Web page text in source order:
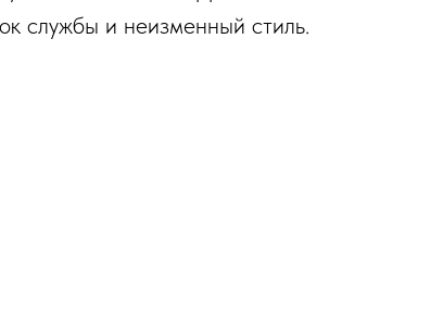
службы и неизменный стиль.